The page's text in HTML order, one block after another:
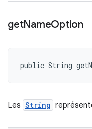
getNameOption
public String
Les String